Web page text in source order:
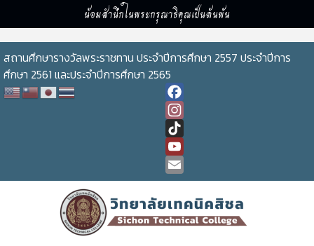
น้อมสำนึกในพระกรุณาธิคุณเป็นล้นพ้น
สถานศึกษารางวัลพระราชทาน ประจำปีการศึกษา 2557 ประจำปีการ
ศึกษา 2561 และประจำปีการศึกษา 2565
Facebook
Instagram
TikTok
YouTube
Channel
Email